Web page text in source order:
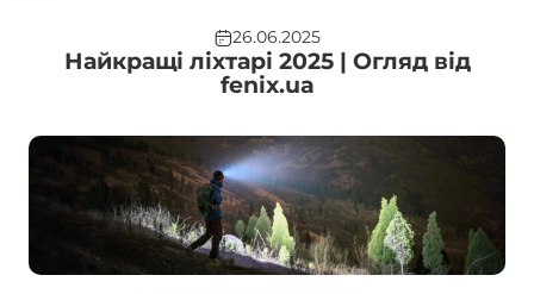
26.06.2025
Найкращі ліхтарі 2025 | Огляд від
fenix.ua